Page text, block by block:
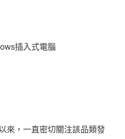
插入式電腦
來，一直密切關注該品類發